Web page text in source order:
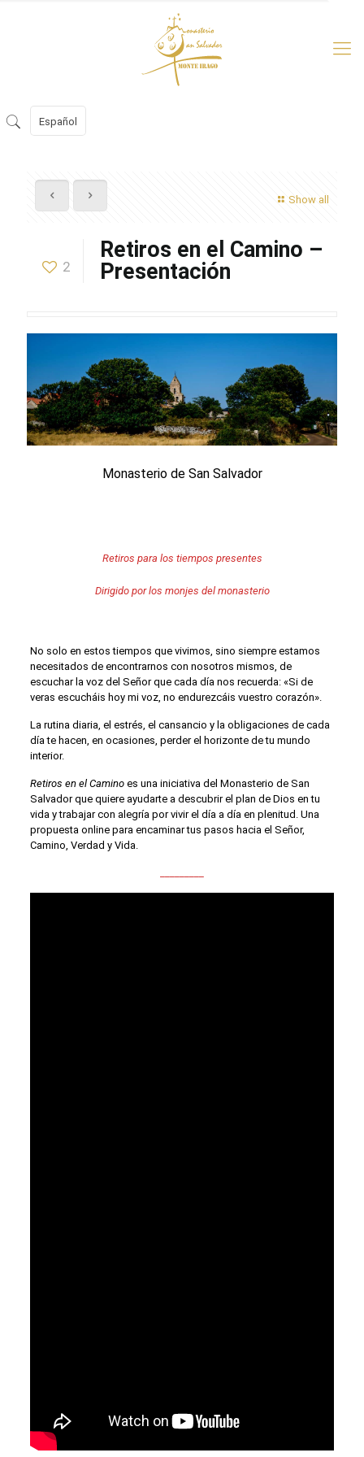
Español
Show all
2
Retiros en el Camino –
Presentación
Monasterio de San Salvador
Retiros para los tiempos presentes
Dirigido por los monjes del monasterio
No solo en estos tiempos que vivimos, sino siempre estamos
necesitados de encontrarnos con nosotros mismos, de
escuchar la voz del Señor que cada día nos recuerda: «Si de
veras escucháis hoy mi voz, no endurezcáis vuestro corazón».
La rutina diaria, el estrés, el cansancio y la obligaciones de cada
día te hacen, en ocasiones, perder el horizonte de tu mundo
interior.
Retiros en el Caminoes una iniciativa del Monasterio de San
Salvador que quiere ayudarte a descubrir el plan de Dios en tu
vida y trabajar con alegría por vivir el día a día en plenitud. Una
propuesta online para encaminar tus pasos hacia el Señor,
Camino, Verdad y Vida.